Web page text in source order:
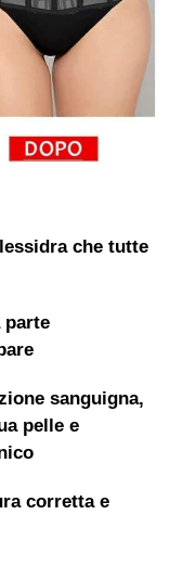
che tutte
parte
sanguigna,
pelle e
corretta e